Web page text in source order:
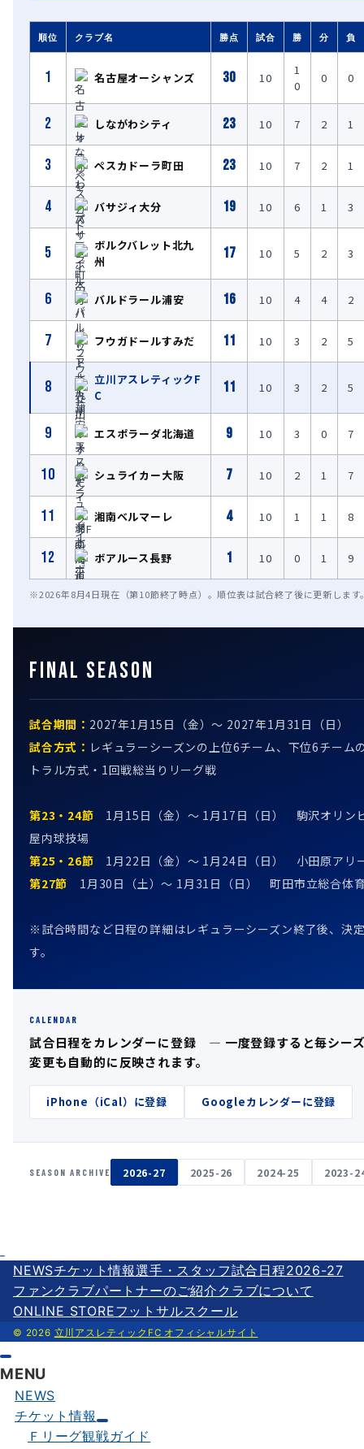
順位 クラブ名 勝点 試合 勝 分 負
1 名古屋オーシャンズ 30 10
1
0
0 0
2 しながわシティ 23 10 7 2 1
3 ペスカドーラ町田 23 10 7 2 1
4 バサジィ大分 19 10 6 1 3
5
ボルクバレット北九
州
17 10 5 2 3
6 バルドラール浦安 16 10 4 4 2
7 フウガドールすみだ 11 10 3 2 5
8
立川アスレティックF
C
11 10 3 2 5
9 エスポラーダ北海道 9 10 3 0 7
10 シュライカー大阪 7 10 2 1 7
11 湘南ベルマーレ 4 10 1 1 8
12 ボアルース長野 1 10 0 1 9
※2026年8月4日現在（第10節終了時点）。順位表は試合終了後に更新します
FINAL SEASON
試合期間： 2027年1月15日（金）〜 2027年1月31日（日）
試合方式： レギュラーシーズンの上位6チーム、下位6チーム
トラル方式・1回戦総当りリーグ戦
第23・24節 1月15日（金）〜 1月17日（日） 駒沢オリン
屋内球技場
第25・26節 1月22日（金）〜 1月24日（日） 小田原アリ
第27節 1月30日（土）〜 1月31日（日） 町田市立総合体
※試合時間など日程の詳細はレギュラーシーズン終了後、決
す。
CALENDAR
試合日程をカレンダーに登録 — 一度登録すると毎シー
変更も自動的に反映されます。
iPhone（iCal）に登録 Googleカレンダーに登録
SEASON ARCHIVE 2026-27 2025-26 2024-25 2023-
NEWSチケット情報選手・スタッフ試合日程2026-27
ファンクラブパートナーのご紹介 クラブについて
ONLINE STOREフットサルスクール
© 2026 立川アスレティックFC オフィシャルサイト
MENU
NEWS
チケット情報
Ｆリーグ観戦ガイド